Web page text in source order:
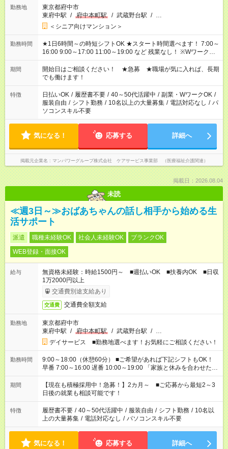
勤務地
東京都府中市
東府中駅 / 府中本町駅 / 武蔵野台駅 / …
＜シニア向けマンション＞
勤務時間
★1日6時間～の時短シフトOK ★スタート時間選べます！ 7:00～
16:00 9:00～17:00 11:00～19:00 など 残業なし！ ※Wワークの
場合、他のお仕事と合わせ週40時間超の就業はご案内できませ
ん ※法令に基づき、週20時間以上勤務は社会保険への加入対象
となります ※労働者派遣法（日雇い派遣の原則禁止）により、
短時間・短期間の就業はご案内が難しい場合があります
期間
開始日はご相談ください！ ★急募 ★職場が気に入れば、長期
でも働けます！
特徴 日払いOK / 履歴書不要 / 40～50代活躍中 / 副業・WワークOK /
服装自由 / シフト勤務 / 10名以上の大量募集 / 電話対応なし / パ
ソコンスキル不要
気になる！ 応募する 詳細へ
掲載元企業名 マンパワーグループ株式会社 ケアサービス事業部 （医療福祉介護関連）
掲載日：2026.08.04
未読
≪週3日～≫おばあちゃんの話し相手から始める生
活サポート
派遣 職種未経験OK 社会人未経験OK
ブランクOK
WEB登録・面接OK
給与
無資格未経験：時給1500円～ ■週払いOK ■扶養内OK ■日収
1万2000円以上
交通費別途支給あり
交通費 交通費全額支給
勤務地
東京都府中市
東府中駅 / 府中本町駅 / 武蔵野台駅 / …
デイサービス ■勤務地選べます！お気軽にご相談ください！
勤務時間
9:00～18:00（休憩60分） ■ご希望があれば下記シフトもOK！
早番 7:00～16:00 遅番 10:00～19:00 「家族と休みを合わせた
い」 「余裕を持って夕飯の準備がしたい」 「できれば残業はし
たくない」 など、ご希望を教えてくださいね。 ※Wワーク希望
の方へ 今ご覧のお仕事で希望する勤務時間と、もう1つのお仕事
の勤務時間。 合計で週40時間を超える場合は応募できません。
期間
【現在も積極採用中！急募！】2カ月～ ■ご応募から最短2～3
日後の就業も相談可能です！
特徴 履歴書不要 / 40～50代活躍中 / 服装自由 / シフト勤務 / 10名以
上の大量募集 / 電話対応なし / パソコンスキル不要
気になる！ 応募する 詳細へ